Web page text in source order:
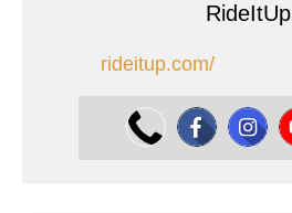
RideItUp
rideitup.com/